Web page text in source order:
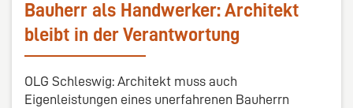
Bauherr als Handwerker: Architekt
bleibt in der Verantwortung
OLG Schleswig: Architekt muss auch
Eigenleistungen eines unerfahrenen Bauherrn